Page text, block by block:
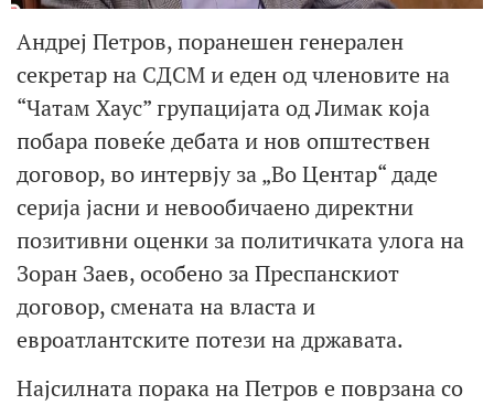
Андреј Петров, поранешен генерален
секретар на СДСМ и еден од членовите на
“Чатам Хаус” групацијата од Лимак која
побара повеќе дебата и нов општествен
договор, во интервју за „Во Центар“ даде
серија јасни и невообичаено директни
позитивни оценки за политичката улога на
Зоран Заев, особено за Преспанскиот
договор, смената на власта и
евроатлантските потези на државата.
Најсилната порака на Петров е поврзана со